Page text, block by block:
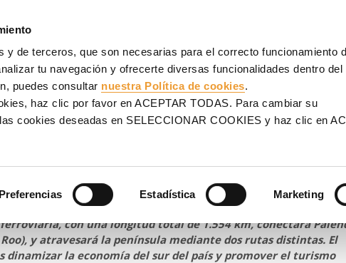
y de terceros, que son necesarias para el correcto funcionamiento
tu navegación y ofrecerte diversas funcionalidades dentro del
puedes consultar nuestra Política de cookies.
haz clic por favor en ACEPTAR TODAS. Para cambiar su
cookies deseadas en SELECCIONAR COOKIES y haz clic en
Preferencias Estadística Marketing
atirantado de México
ingeniería en el primer tren
de México
proyectos de infraestructura más ambiciosos del Gobierno de
con una longitud total de 1.554 km, conectará
y atravesará la península mediante dos rutas distintas. El
dinamizar la economía del sur del país y promover el turismo